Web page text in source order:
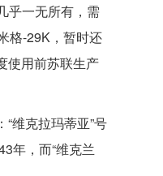
乎一无所有，需
格-29K，暂时还
使用前苏联生产
维克拉玛蒂亚”号
年，而“维克兰